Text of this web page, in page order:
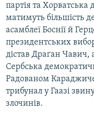
Усі сайти RFE/RL
партія та Хорватська
матимуть більшість
асамблеї Боснії й
президентських
дістав Драґан Чавич,
Сербська
Радованом
трибунал у Гаазі
злочинів.